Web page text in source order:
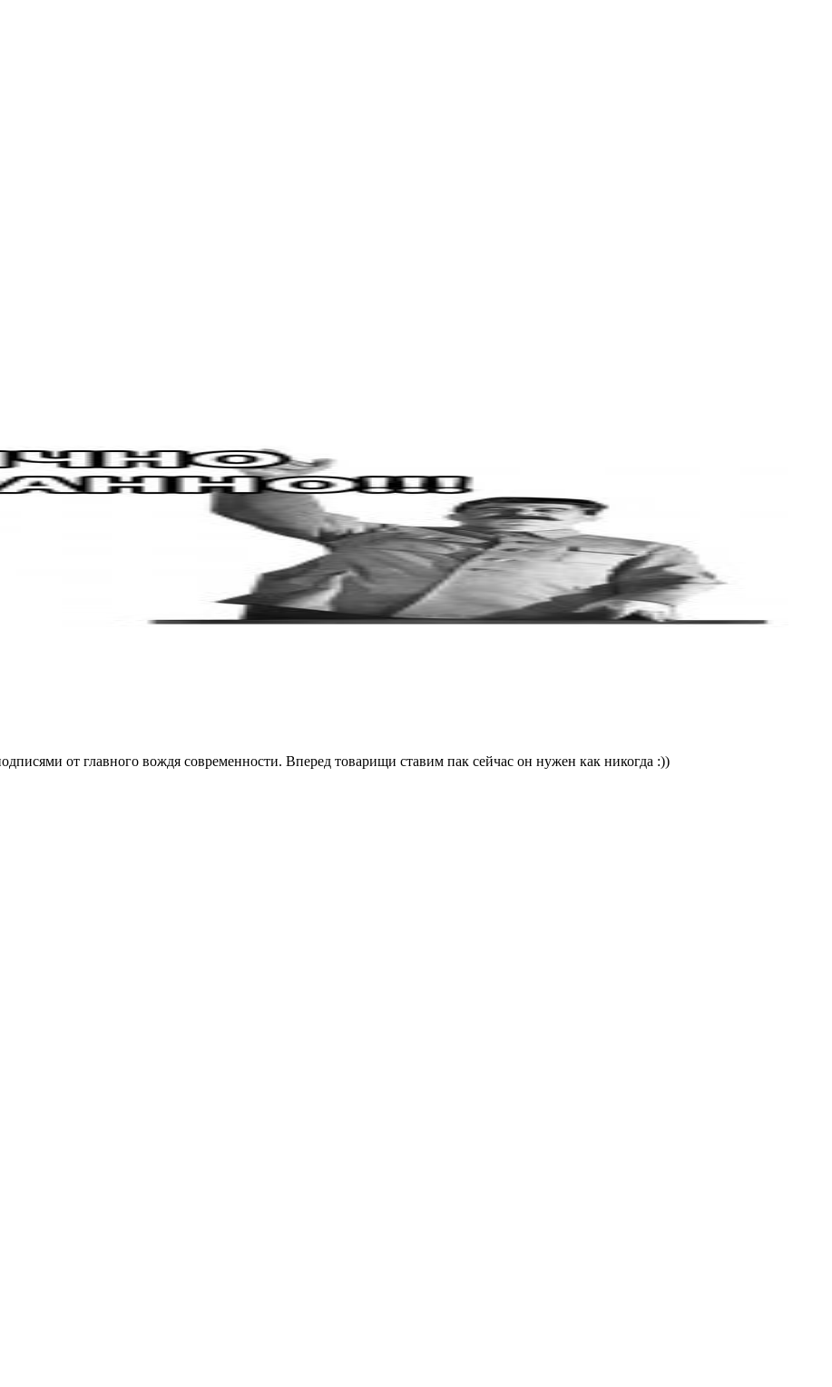
от главного вождя современности. Вперед товарищи ставим пак сейчас он нужен как никогда :))